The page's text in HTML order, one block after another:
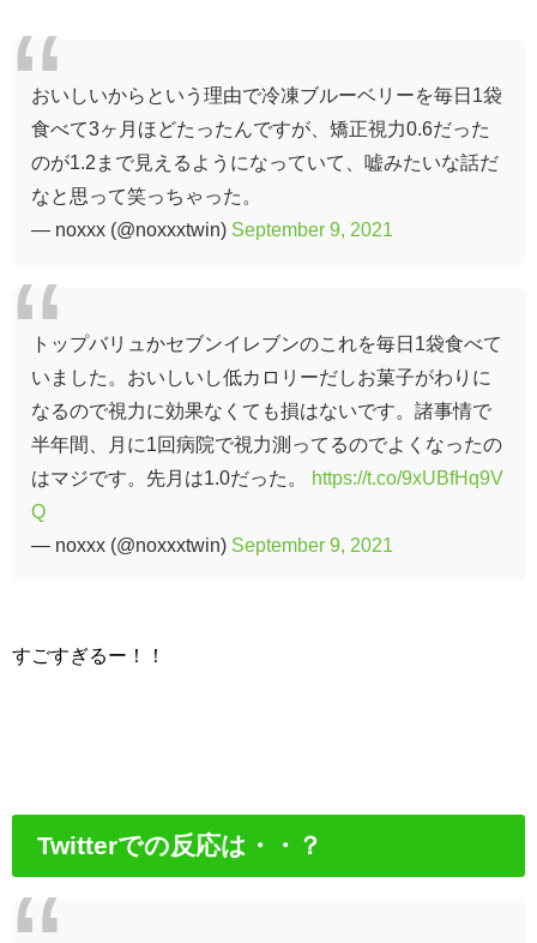
おいしいからという理由で冷凍ブルーベリーを毎日1袋
食べて3ヶ月ほどたったんですが、矯正視力0.6だった
のが1.2まで見えるようになっていて、嘘みたいな話だ
なと思って笑っちゃった。
— noxxx (@noxxxtwin) September 9, 2021
トップバリュかセブンイレブンのこれを毎日1袋食べて
いました。おいしいし低カロリーだしお菓子がわりに
なるので視力に効果なくても損はないです。諸事情で
半年間、月に1回病院で視力測ってるのでよくなったの
はマジです。先月は1.0だった。
https://t.co/9xUBfHq9V
Q
— noxxx (@noxxxtwin) September 9, 2021
すごすぎるー！！
Twitterでの反応は・・？